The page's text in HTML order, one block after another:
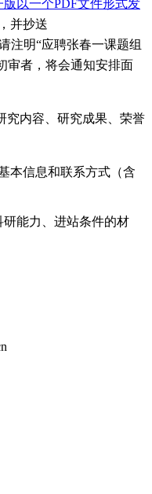
版以一个PDF文件形式发
，并抄送
注明“应聘张春一课题组
审者，将会通知安排面
究内容、研究成果、荣誉
本信息和联系方式（含
研能力、进站条件的材